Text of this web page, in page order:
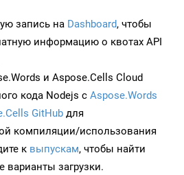
запись на Dashboard, чтобы
информацию о квотах API
и Aspose.Cells Cloud
кода Nodejs с Aspose.Words
GitHub для
компиляции/использования
к выпускам, чтобы найти
варианты загрузки.